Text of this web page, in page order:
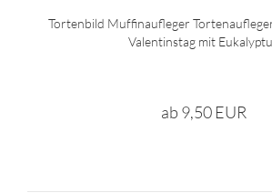
Tortenbild Muffinaufleger
Valentinstag mit
ab 9,50 EUR